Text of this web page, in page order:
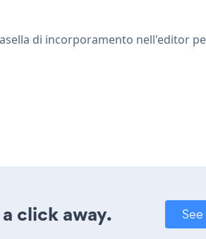
di incorporamento nell'editor
click away.